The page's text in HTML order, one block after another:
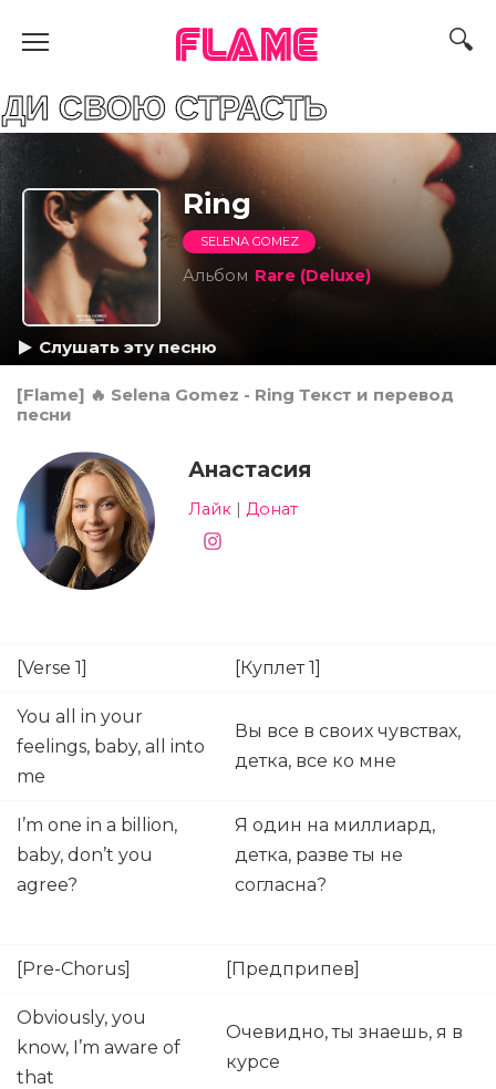
FLAME
СТРАСТЬ
Ring
SELENA GOMEZ
Альбом Rare (Deluxe)
Слушать эту песню
[Flame] 🔥 Selena Gomez - Ring Текст и перевод
песни
Анастасия
Лайк | Донат
[Verse 1] [Куплет 1]
You all in your
feelings, baby, all into
me
Вы все в своих чувствах,
детка, все ко мне
I’m one in a billion,
baby, don’t you
agree?
Я один на миллиард,
детка, разве ты не
согласна?
[Pre-Chorus] [Предприпев]
Obviously, you
know, I’m aware of
that
Очевидно, ты знаешь, я в
курсе